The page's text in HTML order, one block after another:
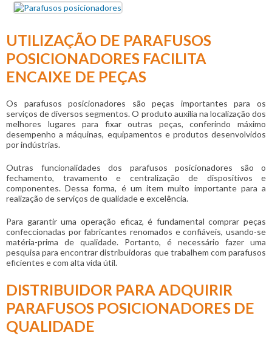
UTILIZAÇÃO DE PARAFUSOS
POSICIONADORES FACILITA
ENCAIXE DE PEÇAS
Os parafusos posicionadores são peças importantes para os
serviços de diversos segmentos. O produto auxilia na localização dos
melhores lugares para fixar outras peças, conferindo máximo
desempenho a máquinas, equipamentos e produtos desenvolvidos
por indústrias.
Outras funcionalidades dos parafusos posicionadores são o
fechamento, travamento e centralização de dispositivos e
componentes. Dessa forma, é um item muito importante para a
realização de serviços de qualidade e excelência.
Para garantir uma operação eficaz, é fundamental comprar peças
confeccionadas por fabricantes renomados e confiáveis, usando-se
matéria-prima de qualidade. Portanto, é necessário fazer uma
pesquisa para encontrar distribuidoras que trabalhem com parafusos
eficientes e com alta vida útil.
DISTRIBUIDOR PARA ADQUIRIR
PARAFUSOS POSICIONADORES DE
QUALIDADE